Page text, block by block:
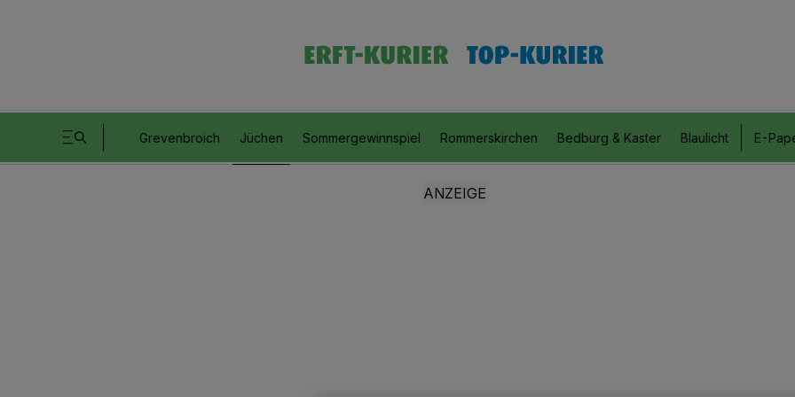
Grevenbroich Jüchen Sommergewinnspiel Rommerskirchen Bedburg & Kaster Blaulicht E-